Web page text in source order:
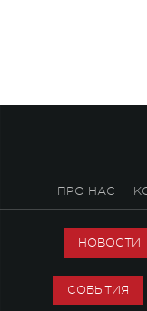
ПРО НАС
НОВОСТИ
СОБЫТИЯ